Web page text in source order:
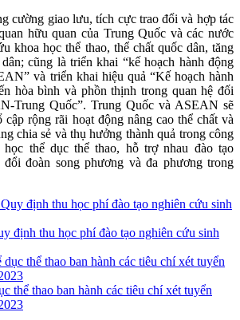
cường giao lưu, tích cực trao đổi và hợp tác
hữu quan của Trung Quốc và các nước
khoa học thể thao, thể chất quốc dân, tăng
cũng là triển khai “kế hoạch hành động
và triển khai hiệu quả “Kế hoạch hành
hòa bình và phồn thịnh trong quan hệ đối
Trung Quốc”. Trung Quốc và ASEAN sẽ
rộng rãi hoạt động nâng cao thể chất và
chia sẻ và thụ hưởng thành quả trong công
thể dục thể thao, hỗ trợ nhau đào tạo
đoàn song phương và đa phương trong
định thu học phí đào tạo nghiên cứu sinh
thể thao ban hành các tiêu chí xét tuyển